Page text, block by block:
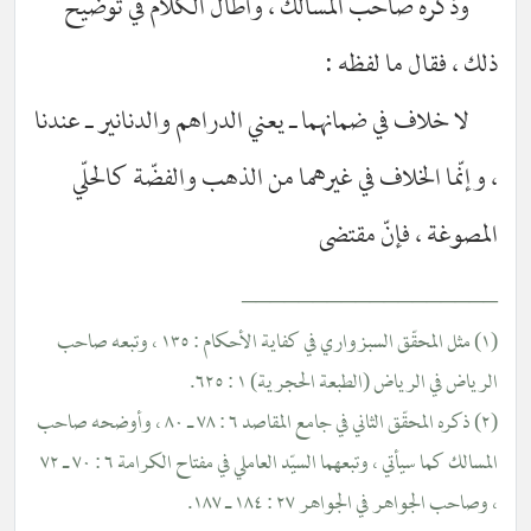
، فقال ما لفظه :
لا خلاف في ضمانهما ـ يعني الدراهم والدنانير ـ عندنا
الخلاف في غيرهما من الذهب والفضّة كالحلّي
، فإنّ مقتضى
(١) مثل المحقّق السبزواري في كفاية الأحكام : ١٣٥ ، وتبعه صاحب
في الرياض (الطبعة الحجرية) ١ : ٦٢٥.
(٢) ذكره المحقّق الثاني في جامع المقاصد ٦ : ٧٨ ـ ٨٠ ، وأوضحه صاحب
المسالك كما سيأتي ، وتبعهما السيّد العاملي في مفتاح الكرامة ٦ : ٧٠ ـ ٧٢
الجواهر في الجواهر ٢٧ : ١٨٤ ـ ١٨٧.